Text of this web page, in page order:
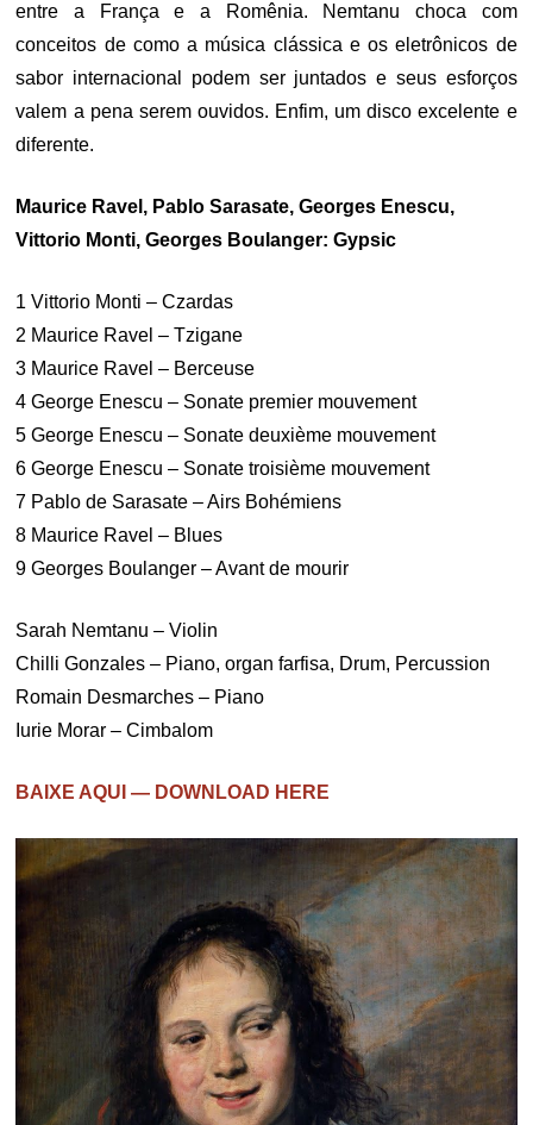
entre a França e a Romênia. Nemtanu choca com
conceitos de como a música clássica e os eletrônicos de
sabor internacional podem ser juntados e seus esforços
valem a pena serem ouvidos. Enfim, um disco excelente e
diferente.
Maurice Ravel, Pablo Sarasate, Georges Enescu,
Vittorio Monti, Georges Boulanger: Gypsic
1 Vittorio Monti – Czardas
2 Maurice Ravel – Tzigane
3 Maurice Ravel – Berceuse
4 George Enescu – Sonate premier mouvement
5 George Enescu – Sonate deuxième mouvement
6 George Enescu – Sonate troisième mouvement
7 Pablo de Sarasate – Airs Bohémiens
8 Maurice Ravel – Blues
9 Georges Boulanger – Avant de mourir
Sarah Nemtanu – Violin
Chilli Gonzales – Piano, organ farfisa, Drum, Percussion
Romain Desmarches – Piano
Iurie Morar – Cimbalom
BAIXE AQUI — DOWNLOAD HERE